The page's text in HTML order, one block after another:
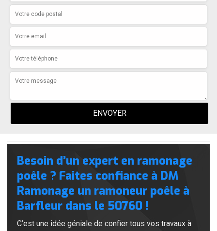
Besoin d’un expert en ramonage
poêle ? Faites confiance à DM
Ramonage un ramoneur poêle à
Barfleur dans le 50760 !
C’est une idée géniale de confier tous vos travaux à